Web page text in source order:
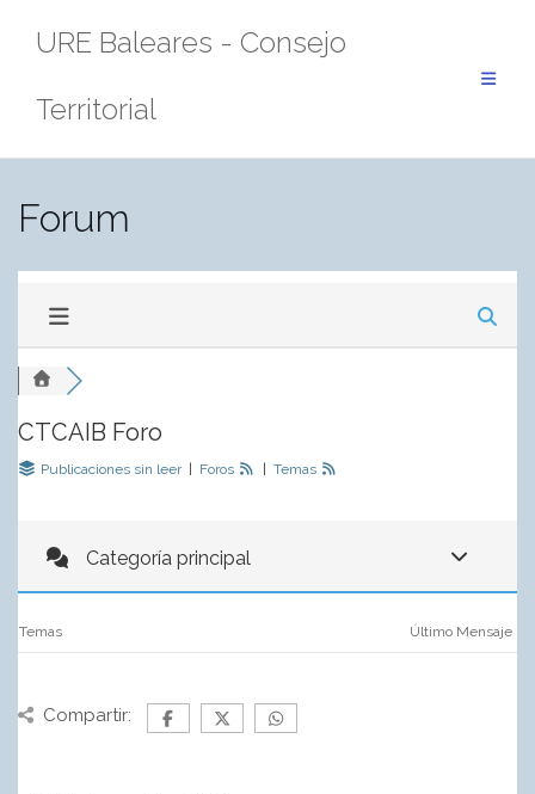
URE Baleares - Consejo
Territorial
Forum
CTCAIB Foro
Publicaciones sin leer Foros Temas
Categoría principal
Temas Último Mensaje
Compartir: